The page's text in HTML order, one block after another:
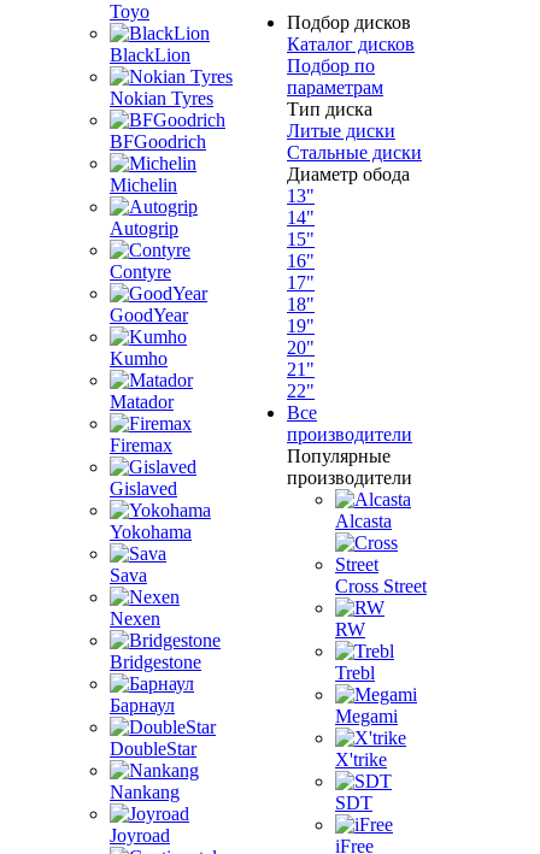
Toyo
BlackLion
Nokian Tyres
BFGoodrich
Michelin
Autogrip
Contyre
GoodYear
Kumho
Matador
Firemax
Gislaved
Yokohama
Sava
Nexen
Bridgestone
Барнаул
DoubleStar
Nankang
Joyroad
Подбор дисков
Каталог дисков
Подбор по
параметрам
Тип диска
Литые диски
Стальные диски
Диаметр обода
13"
14"
15"
16"
17"
18"
19"
20"
21"
22"
Все
производители
Популярные
производители
Alcasta
Cross Street
RW
Trebl
Megami
X'trike
SDT
iFree